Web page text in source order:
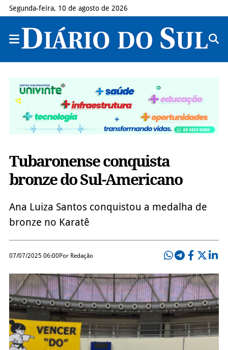
Segunda-feira, 10 de agosto de 2026
Tubaronense conquista
bronze do Sul-Americano
Ana Luiza Santos conquistou a medalha de
bronze no Karatê
07/07/2025 06:00Por Redação